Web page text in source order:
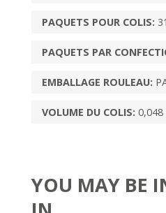
PAQUETS POUR COLIS:
PAQUETS PAR
EMBALLAGE ROULEAU:
VOLUME DU COLIS: 0,048
YOU MAY BE